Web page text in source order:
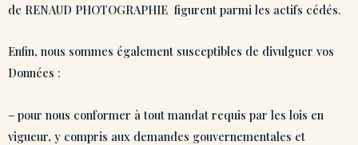
de RENAUD PHOTOGRAPHIE figurent parmi les actifs cédés.
Enfin, nous sommes également susceptibles de divulguer vos
Données :
– pour nous conformer à tout mandat requis par les lois en
vigueur, y compris aux demandes gouvernementales et